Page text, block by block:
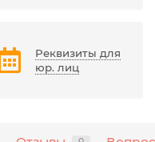
Реквизиты для
юр. лиц